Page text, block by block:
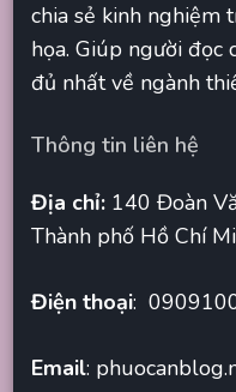
chia sẻ kinh nghiệm
họa. Giúp người đọc
đủ nhất về ngành
Thông tin liên hệ
Địa chỉ: 140 Đoàn
Thành phố Hồ Chí
Điện thoại:
Email: